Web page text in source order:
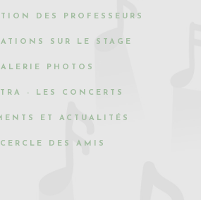
DES PROFESSEURS
SUR LE STAGE
PHOTOS
- LES CONCERTS
ET ACTUALITÉS
DES AMIS